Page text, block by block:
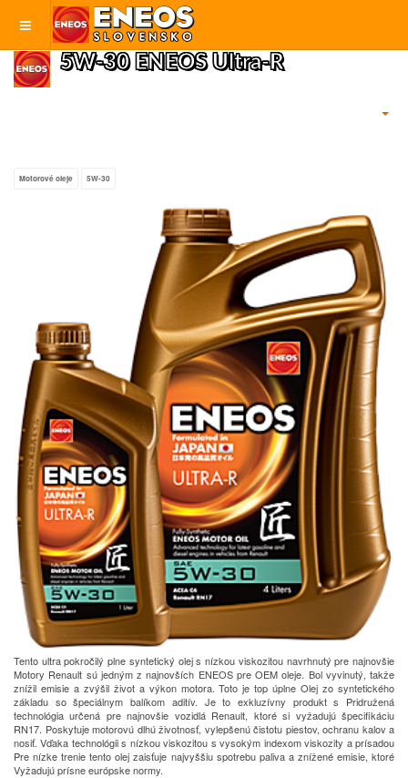
5W-30 ENEOS Ultra-R
Motorové oleje 5W-30
Tento ultra pokročilý plne syntetický olej s nízkou viskozitou navrhnutý pre najnovšie
Motory Renault sú jedným z najnovších ENEOS pre OEM oleje. Bol vyvinutý, takže
znížil emisie a zvýšil život a výkon motora. Toto je top úplne Olej zo syntetického
základu so špeciálnym balíkom aditív. Je to exkluzívny produkt s
Pridružená
technológia určená pre najnovšie vozidlá Renault, ktoré si vyžadujú špecifikáciu
RN17. Poskytuje motorovú dlhú životnosť, vylepšenú čistotu piestov, ochranu kalov a
nosiť. Vďaka technológii s nízkou viskozitou s vysokým indexom viskozity a prísadou
Pre nízke trenie tento olej zaisťuje najvyššiu spotrebu paliva a znížené emisie, ktoré
Vyžadujú prísne európske normy.